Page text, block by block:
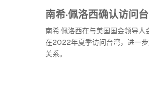
南希·佩洛西确认访问
南希·佩洛西在与美国国会领导人
在2022年夏季访问台湾，进一
关系。